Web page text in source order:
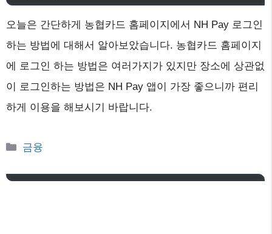
오늘은 간단하게 농협카드 홈페이지에서 NH Pay 로그인
하는 방법에 대해서 알아보았습니다. 농협카드 홈페이지
에 로그인 하는 방법은 여러가지가 있지만 장소에 상관없
이 로그인하는 방법은 NH Pay 앱이 가장 좋으니까 편리
하게 이용을 해보시기 바랍니다.
카
고
금융